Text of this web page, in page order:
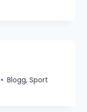
Blogg,Sport